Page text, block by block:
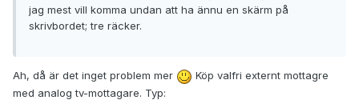
jag mest vill komma undan att ha ännu en skärm på
skrivbordet; tre räcker.
Ah, då är det inget problem mer
Köp valfri externt mottagre
med analog tv-mottagare. Typ: